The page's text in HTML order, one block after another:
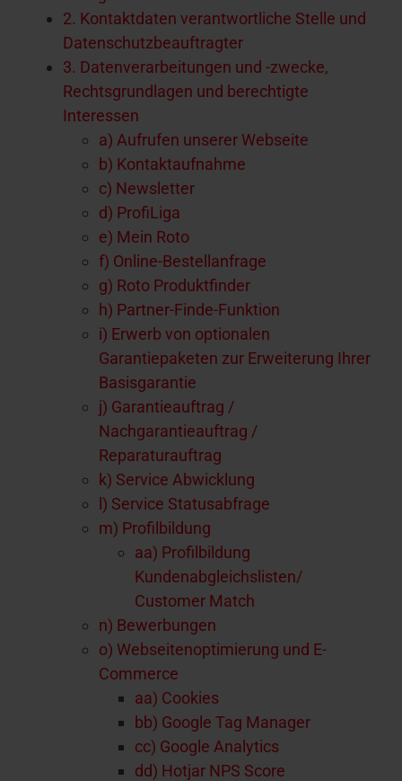
2. Kontaktdaten verantwortliche Stelle und
Datenschutzbeauftragter
3. Datenverarbeitungen und -zwecke,
Rechtsgrundlagen und berechtigte
Interessen
a) Aufrufen unserer Webseite
b) Kontaktaufnahme
c) Newsletter
d) ProfiLiga
e) Mein Roto
f) Online-Bestellanfrage
g) Roto Produktfinder
h) Partner-Finde-Funktion
i) Erwerb von optionalen
Garantiepaketen zur Erweiterung Ihrer
Basisgarantie
j) Garantieauftrag /
Nachgarantieauftrag /
Reparaturauftrag
k) Service Abwicklung
l) Service Statusabfrage
m) Profilbildung
aa) Profilbildung
Kundenabgleichslisten/
Customer Match
n) Bewerbungen
o) Webseitenoptimierung und E-
Commerce
aa) Cookies
bb) Google Tag Manager
cc) Google Analytics
dd) Hotjar NPS Score